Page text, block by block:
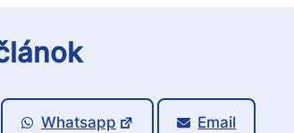
Whatsapp Email